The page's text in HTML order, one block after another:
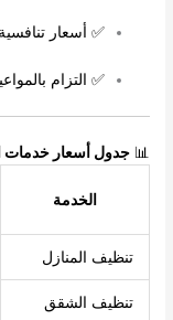
✅ أسعار
✅ التزام
📊جدول أسعار خدمات
الخدمة
تنظيف المنازل
تنظيف الشقق